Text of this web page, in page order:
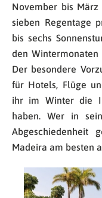
November bis März
sieben Regentage
bis sechs
den
Der besondere
für Hotels, Flüge
ihr im Winter die
haben. Wer in
Madeira am besten